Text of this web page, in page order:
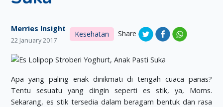
Merries Insight
22 January 2017
Kesehatan Share
Apa yang paling enak dinikmati di tengah cuaca panas?
Tentu sesuatu yang dingin seperti es stik, ya, Moms.
Sekarang, es stik tersedia dalam beragam bentuk dan rasa